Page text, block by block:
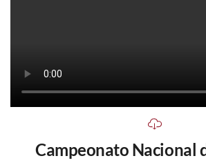
Campeonato Nacional